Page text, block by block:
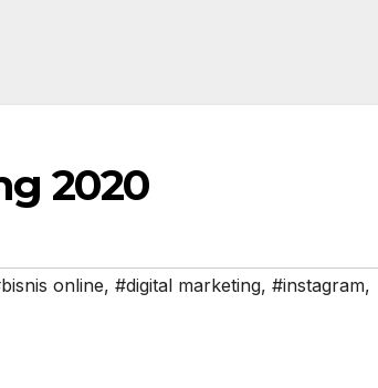
2020
online, #digital marketing, #instagram,